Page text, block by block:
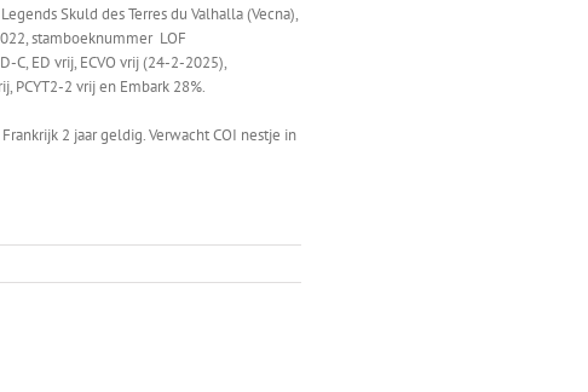
Skuld des Terres du Valhalla (Vecna),
stamboeknummer LOF
C, ED vrij, ECVO vrij (24-2-2025),
PCYT2-2 vrij en Embark 28%.
2 jaar geldig. Verwacht COI nestje in